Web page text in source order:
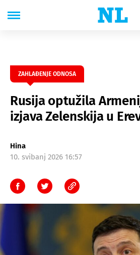
ZAHLAĐENJE ODNOSA
Rusija optužila
izjava Zelenskija u
Hina
10. svibanj 2026 16:57